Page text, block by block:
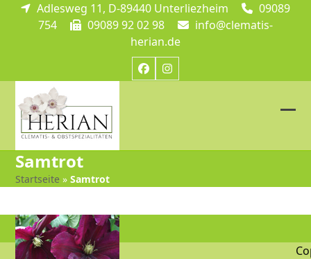
Skip
Adlesweg 11, D-89440 Unterliezheim
09089
754
09089 92 02 98
info@clematis-
herian.de
FacebookInstagram
Samtrot
Startseite »Samtrot